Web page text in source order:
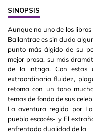
SINOPSIS
Aunque no uno de los libros
Ballantrae es sin duda
punto más álgido de su
mejor prosa, su más
de la intriga. Con estas
extraordinaria fluidez,
retoma con un tono
temas de fondo de sus
La aventura regida por
pueblo escocés- y El
enfrentada dualidad de la